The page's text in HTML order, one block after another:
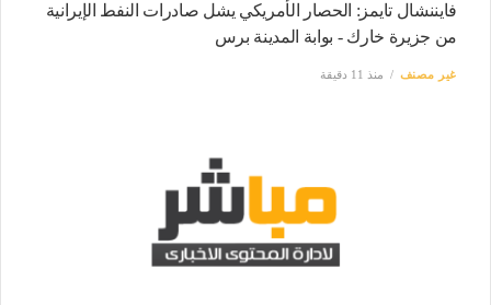
فايننشال تايمز: الحصار الأمريكي يشل صادرات النفط الإيرانية
من جزيرة خارك - بوابة المدينة برس
غير مصنف منذ 11 دقيقة